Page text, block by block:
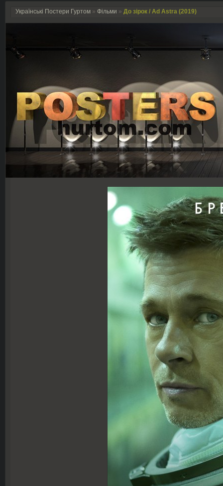
Українські Постери Гуртом » Фільми » До зірок / Ad Astra (2019)